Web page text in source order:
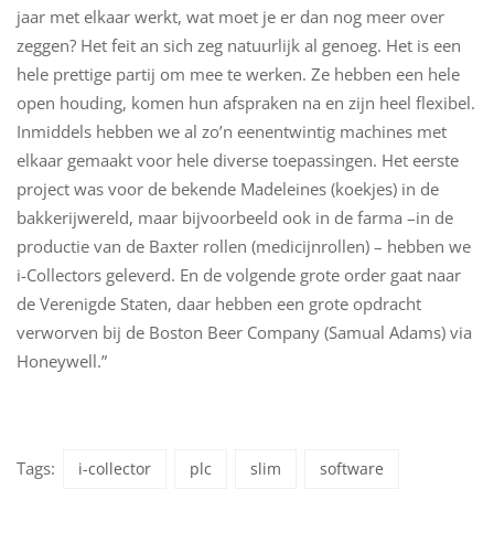
jaar met elkaar werkt, wat moet je er dan nog meer over
zeggen? Het feit an sich zeg natuurlijk al genoeg. Het is een
hele prettige partij om mee te werken. Ze hebben een hele
open houding, komen hun afspraken na en zijn heel flexibel.
Inmiddels hebben we al zo’n eenentwintig machines met
elkaar gemaakt voor hele diverse toepassingen. Het eerste
project was voor de bekende Madeleines (koekjes) in de
bakkerijwereld, maar bijvoorbeeld ook in de farma –in de
productie van de Baxter rollen (medicijnrollen) – hebben we
i-Collectors geleverd. En de volgende grote order gaat naar
de Verenigde Staten, daar hebben een grote opdracht
verworven bij de Boston Beer Company (Samual Adams) via
Honeywell.”
Tags: i-collector plc slim software